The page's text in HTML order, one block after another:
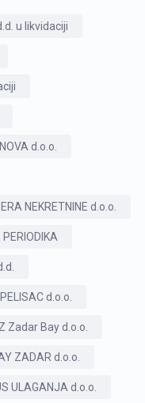
u likvidaciji
d.o.o.
NEKRETNINE d.o.o.
PELISAC d.o.o.
Zadar Bay d.o.o.
ZADAR d.o.o.
ULAGANJA d.o.o.